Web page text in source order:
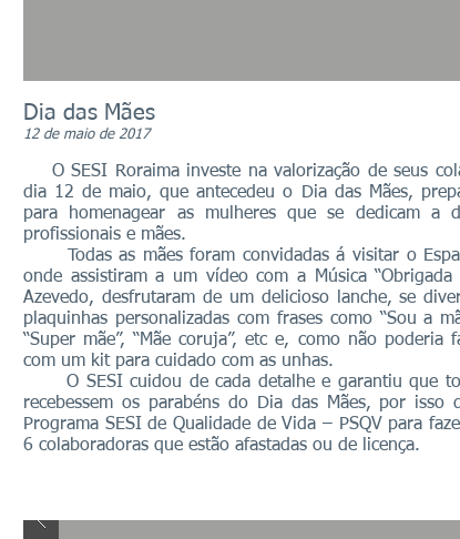
Dia das Mães
12 de maio de 2017
O SESI Roraima investe na valorização de seus
dia 12 de maio, que antecedeu o Dia das Mães,
para homenagear as mulheres que se dedicam a
profissionais e mães.
Todas as mães foram convidadas á visitar o
onde assistiram a um vídeo com a Música “Obrigada
Azevedo, desfrutaram de um delicioso lanche, se
plaquinhas personalizadas com frases como “Sou a
“Super mãe”, “Mãe coruja”, etc e, como não poderia
com um kit para cuidado com as unhas.
O SESI cuidou de cada detalhe e garantiu que
recebessem os parabéns do Dia das Mães, por isso
Programa SESI de Qualidade de Vida – PSQV para
6 colaboradoras que estão afastadas ou de licença.